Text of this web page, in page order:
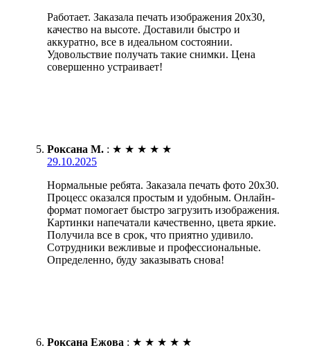
Работает. Заказала печать изображения 20х30,
качество на высоте. Доставили быстро и
аккуратно, все в идеальном состоянии.
Удовольствие получать такие снимки. Цена
совершенно устраивает!
Роксана М. : ★ ★ ★ ★ ★
29.10.2025
Нормальные ребята. Заказала печать фото 20х30.
Процесс оказался простым и удобным. Онлайн-
формат помогает быстро загрузить изображения.
Картинки напечатали качественно, цвета яркие.
Получила все в срок, что приятно удивило.
Сотрудники вежливые и профессиональные.
Определенно, буду заказывать снова!
Роксана Ежова : ★ ★ ★ ★ ★